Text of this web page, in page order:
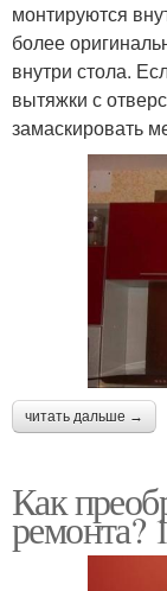
монтируются
более
внутри стола.
вытяжки с
замаскировать
читать дальше →
Как
ремонта?